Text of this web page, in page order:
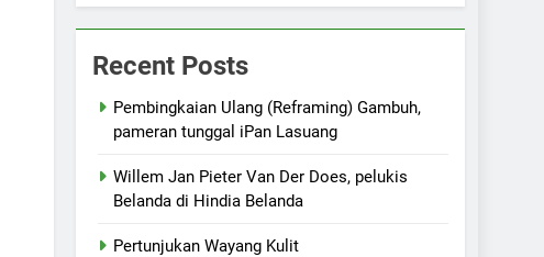
Recent Posts
Pembingkaian Ulang (Reframing) Gambuh,
pameran tunggal iPan Lasuang
Willem Jan Pieter Van Der Does, pelukis
Belanda di Hindia Belanda
Pertunjukan Wayang Kulit